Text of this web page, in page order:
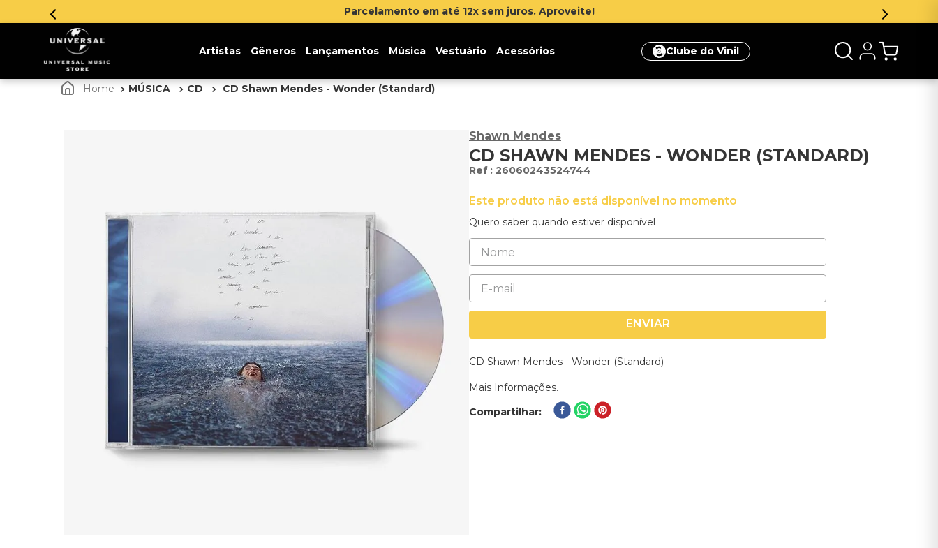
Parcelamento em até 12x sem juros. Aproveite!
Artistas Gêneros Lançamentos Música Vestuário Acessórios Clube do Vinil
MÚSICA CD CD Shawn Mendes - Wonder (Standard)
Shawn Mendes
CD SHAWN MENDES - WONDER (STANDARD)
: 26060243524744
Este produto não está disponível no momento
Quero saber quando estiver disponível
ENVIAR
CD Shawn Mendes - Wonder (Standard)
Mais Informações.
Compartilhar